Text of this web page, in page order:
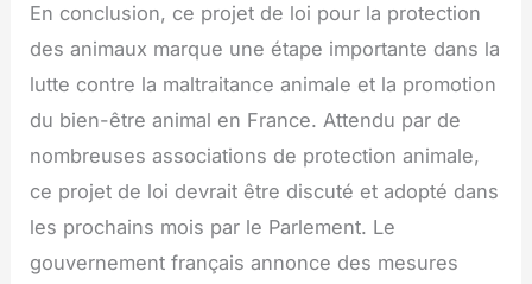
En conclusion, ce projet de loi pour la protection
des animaux marque une étape importante dans la
lutte contre la maltraitance animale et la promotion
du bien-être animal en France. Attendu par de
nombreuses associations de protection animale,
ce projet de loi devrait être discuté et adopté dans
les prochains mois par le Parlement. Le
gouvernement français annonce des mesures